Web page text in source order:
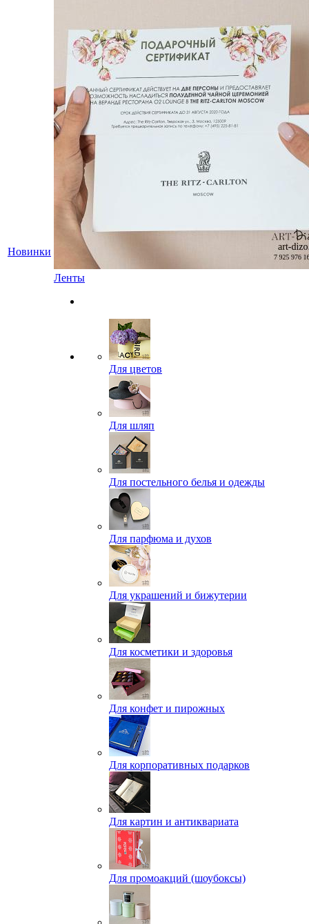
Новинки
Ленты
Для цветов
Для шляп
Для постельного белья и одежды
Для парфюма и духов
Для украшений и бижутерии
Для косметики и здоровья
Для конфет и пирожных
Для корпоративных подарков
Для картин и антиквариата
Для промоакций (шоубоксы)